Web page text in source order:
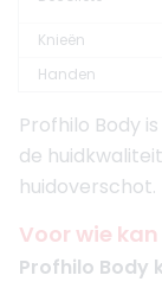
Knieën
Handen
Profhilo Body
de
huidoverschot.
Voor wie
Profhilo Body